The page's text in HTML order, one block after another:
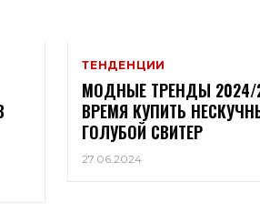
ТЕНДЕНЦИИ
МОДНЫЕ ТРЕНДЫ 2024/
ВРЕМЯ КУПИТЬ
ГОЛУБОЙ СВИТЕР
27.06.2024